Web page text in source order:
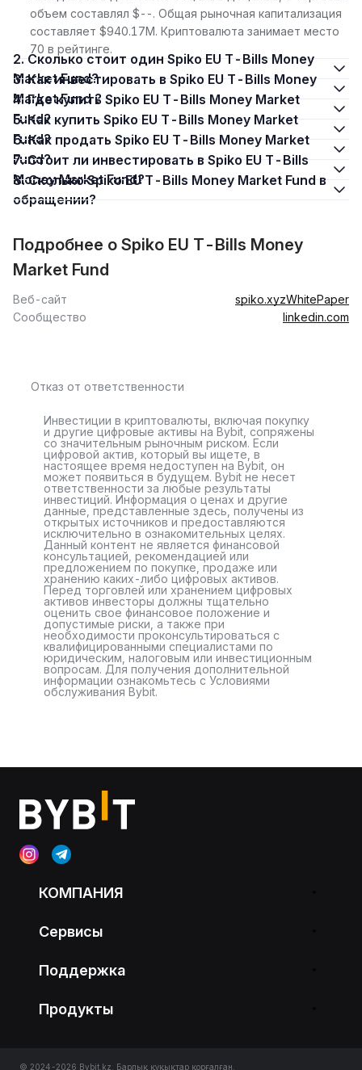
объем составлял $--. Общая рыночная капитализация
составляет $940.17M. Криптовалюта занимает место
70 в рейтинге.
2. Сколько стоит один Spiko EU T-Bills Money
Market Fund?
3. Как инвестировать в Spiko EU T-Bills Money
Market Fund ?
4. Где купить Spiko EU T-Bills Money Market
Fund?
5. Как купить Spiko EU T-Bills Money Market
Fund?
6. Как продать Spiko EU T-Bills Money Market
Fund?
7. Стоит ли инвестировать в Spiko EU T-Bills
Money Market Fund?
8. Сколько Spiko EU T-Bills Money Market Fund в
обращении?
Подробнее о Spiko EU T-Bills Money
Market Fund
Веб-сайт spiko.xyzWhitePaper
Сообщество
linkedin.com
Отказ от ответственности
Инвестиции в криптовалюты, включая покупку
и другие цифровые активы на Bybit, сопряжены
со значительным рыночным риском. Если
цифровой актив, который вы ищете, в
настоящее время недоступен на Bybit, он
может появиться в будущем. Bybit не несет
ответственности за любые результаты
инвестиций. Информация о ценах и другие
данные, представленные здесь, получены из
открытых источников и предоставляются
исключительно в ознакомительных целях.
Данный контент не является финансовой
консультацией, рекомендацией или
предложением по покупке, продаже или
хранению каких-либо цифровых активов.
Перед торговлей или хранением цифровых
активов инвесторы должны тщательно
оценить свое финансовое положение и
допустимые риски, а также при
необходимости проконсультироваться с
квалифицированными специалистами по
юридическим, налоговым или инвестиционным
вопросам. Для получения дополнительной
информации ознакомьтесь с Условиями
обслуживания Bybit.
КОМПАНИЯ
Сервисы
Поддержка
Продукты
© 2024-2026 Bybit.kz. Барлық құқықтар қорғалған.